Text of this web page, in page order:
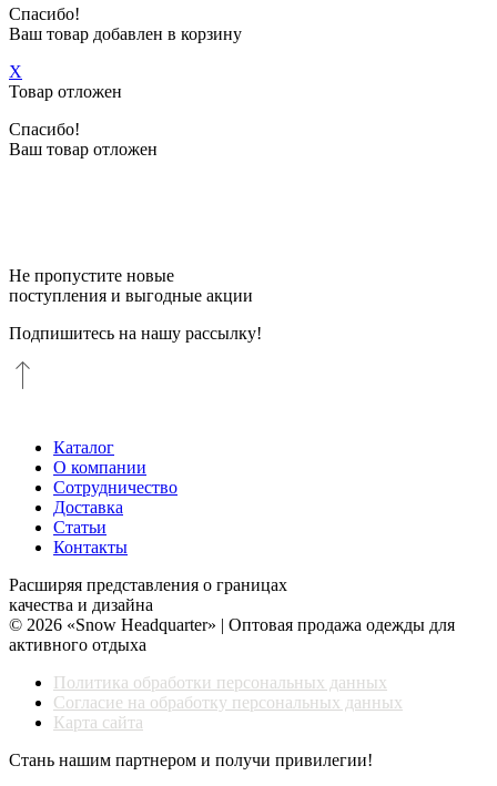
Спасибо!
Ваш товар добавлен в корзину
X
Товар отложен
Спасибо!
Ваш товар отложен
Не пропустите новые
поступления и выгодные акции
Подпишитесь на нашу рассылку!
Каталог
О компании
Сотрудничество
Доставка
Статьи
Контакты
Расширяя представления о границах
качества и дизайна
© 2026 «Snow Headquarter» | Оптовая продажа одежды для
активного отдыха
Политика обработки персональных данных
Согласие на обработку персональных данных
Карта сайта
Стань нашим партнером и получи привилегии!